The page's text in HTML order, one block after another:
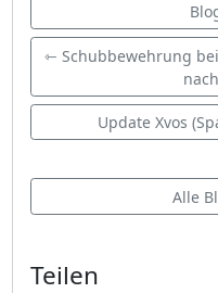
⇽ Schubbewehrung
Update Xvos
Alle
Teilen